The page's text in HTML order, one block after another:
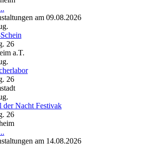
am 09.08.2026
26
a.T.
26
der Nacht Festivak
26
am 14.08.2026